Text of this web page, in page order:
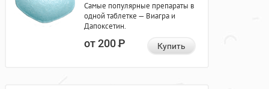
Самые популярные препараты в
одной таблетке — Виагра и
Дапоксетин.
от 200Р Купить